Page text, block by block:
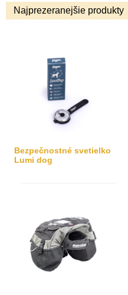
Najprezeranejšie produkty
Bezpečnostné svetielko
Lumi dog